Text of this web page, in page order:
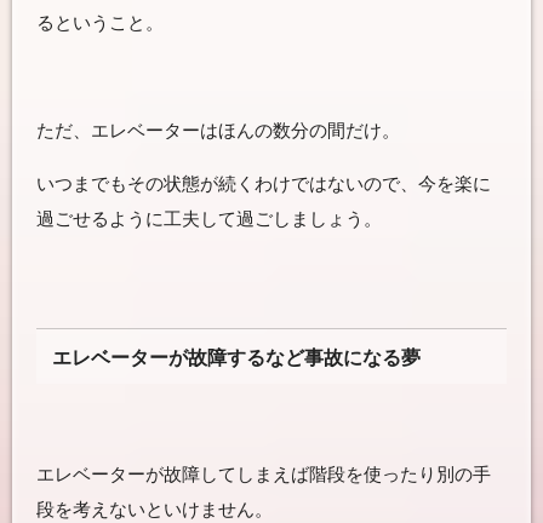
るということ。
ただ、エレベーターはほんの数分の間だけ。
いつまでもその状態が続くわけではないので、今を楽に
過ごせるように工夫して過ごしましょう。
エレベーターが故障するなど事故になる夢
エレベーターが故障してしまえば階段を使ったり別の手
段を考えないといけません。